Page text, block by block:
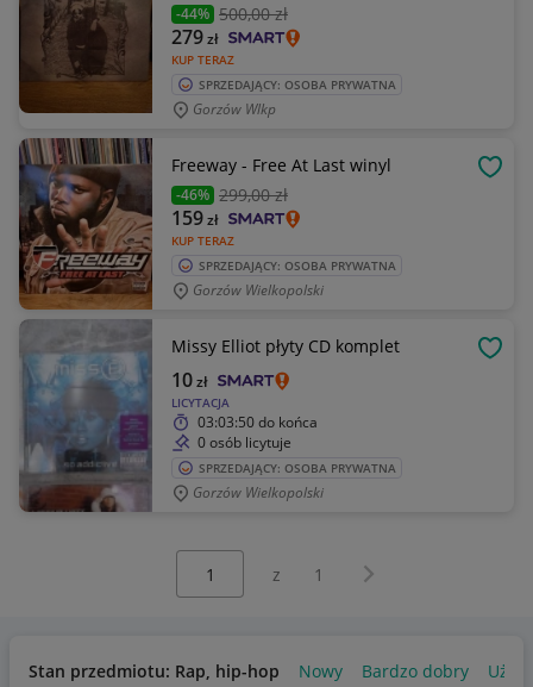
-44% 500,00 zł
KUP TERAZ
279zł
SPRZEDAJĄCY: OSOBA PRYWATNA
Gorzów Wlkp
Freeway - Free At Last winyl
-46% 299,00 zł
KUP TERAZ
159zł
SPRZEDAJĄCY: OSOBA PRYWATNA
Gorzów Wielkopolski
Missy Elliot płyty CD komplet
LICYTACJA
10zł
03:03:50do końca
0 osób licytuje
SPRZEDAJĄCY: OSOBA PRYWATNA
Gorzów Wielkopolski
z 1 Następna strona
Stan przedmiotu: Rap, hip-hop Nowy Bardzo dobry